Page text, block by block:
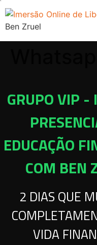
Ben Zruel
GRUPO VIP -
EDUCAÇÃO
COM BEN
2 DIAS QUE
VIDA